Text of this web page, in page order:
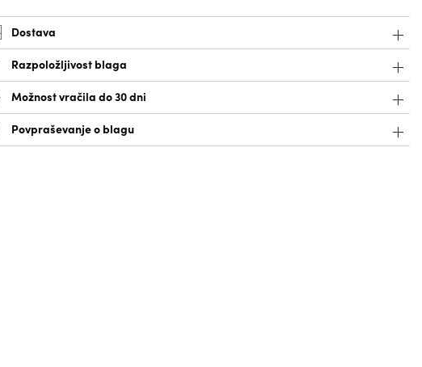
Dostava
Razpoložljivost blaga
Možnost vračila do 30 dni
Povpraševanje o blagu